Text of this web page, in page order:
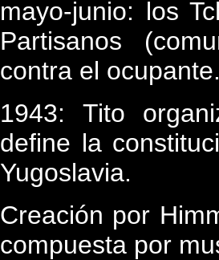
mayo-junio: los
Partisanos
contra el
1943: Tito
define la
Yugoslavia.
Creación por
compuesta por